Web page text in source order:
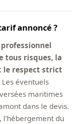
annoncé ?
tous risques, la
le respect strict
Les éventuels
maritimes
dans le devis.
l'hébergement du